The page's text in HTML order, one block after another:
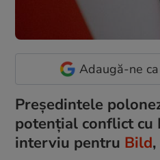
Adaugă-ne
Președintele
potențial conflict cu
interviu pentru Bild,